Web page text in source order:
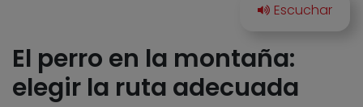
El perro en la montaña:
elegir la ruta adecuada